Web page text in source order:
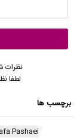
نظرات
لطفا
برچسب ها
Pashaei